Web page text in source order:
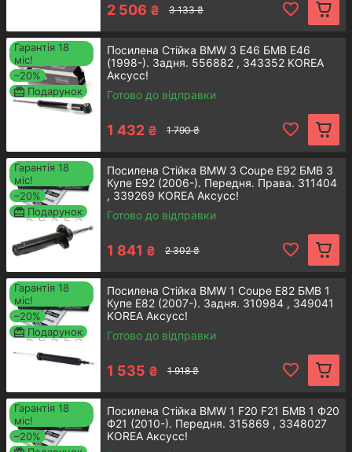
Задній амортизатор стійки BMW
3 E90
Газомасляний амортизатор має високу
якість та надійний протягом усього
експлуатаційного терміну.
Детальнiше
Заднiй амортизатор стiйки BMW
3 E46
Ідеальне втілення німецької якості,
надійності та довговічності у межах
невеликої деталі.
Детальнiше
2 506 ₴ 3 133 ₴
Гарантія 18
міс!
–20%
Подарунок
Посилена Стійка BMW 3 E46 БМВ Е46
(1998-). Задня. 556882 , 343352 KOREA
Аксусс!
Готово до відправки
1 432 ₴ 1 790 ₴
Гарантія 18
міс!
–20%
Подарунок
Посилена Стійка BMW 3 Coupe E92 БМВ 3
Купе E92 (2006-). Передня. Права. 311404
, 339269 KOREA Аксусс!
Готово до відправки
1 841 ₴ 2 302 ₴
Гарантія 18
міс!
–20%
Подарунок
Посилена Стійка BMW 1 Coupe E82 БМВ 1
Купе E82 (2007-). Задня. 310984 , 349041
KOREA Аксусс!
Готово до відправки
1 535 ₴ 1 918 ₴
Гарантія 18
міс!
–20%
Посилена Стійка BMW 1 F20 F21 БМВ 1 Ф20
Ф21 (2010-). Передня. 315869 , 3348027
KOREA Аксусс!